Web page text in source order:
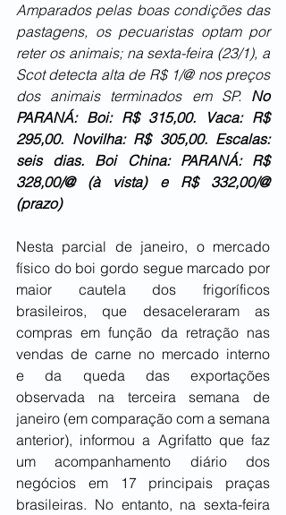
Amparados pelas boas condições das
pastagens, os pecuaristas optam por
reter os animais; na sexta-feira (23/1), a
Scot detecta alta de R$ 1/@ nos preços
dos animais terminados em SP. No
PARANÁ: Boi: R$ 315,00. Vaca: R$
295,00. Novilha: R$ 305,00. Escalas:
seis dias. Boi China: PARANÁ: R$
328,00/@ (à vista) e R$ 332,00/@
(prazo)
Nesta parcial de janeiro, o mercado
físico do boi gordo segue marcado por
maior cautela dos frigoríficos
brasileiros, que desaceleraram as
compras em função da retração nas
vendas de carne no mercado interno
e da queda das exportações
observada na terceira semana de
janeiro (em comparação com a semana
anterior), informou a Agrifatto que faz
um acompanhamento diário dos
negócios em 17 principais praças
brasileiras. No entanto, na sexta-feira